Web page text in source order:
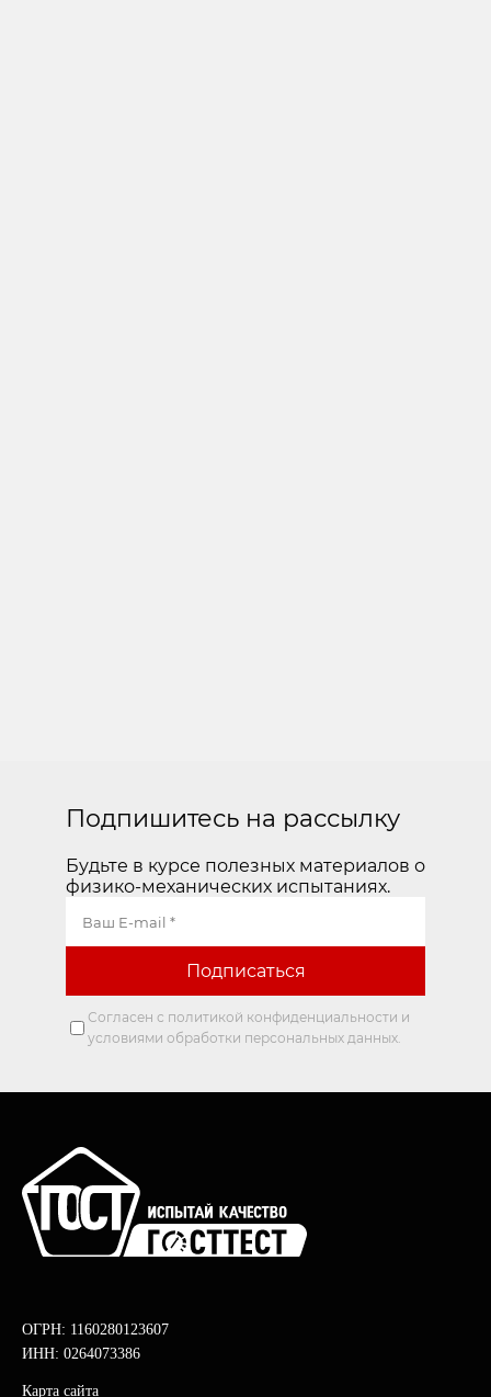
Подпишитесь на рассылку
Будьте в курсе полезных материалов о
физико-механических испытаниях.
Согласен с политикой конфиденциальности и
условиями обработки персональных данных.
ОГРН: 1160280123607
ИНН: 0264073386
Карта сайта